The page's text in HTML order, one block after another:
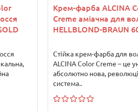
Крем-фарба ALCINA
Creme аміачна для
HELLBLOND-BRAUN
Стійка крем-фарба для
ALCINA Color Creme – це
абсолютно нова,
система..